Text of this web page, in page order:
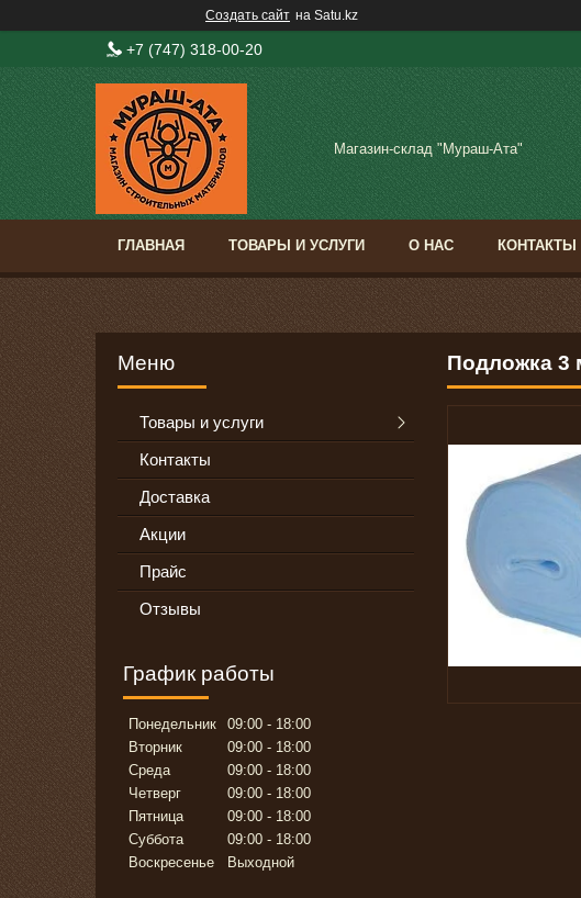
Создать сайт на Satu.kz
+7 (747) 318-00-20
Магазин-склад "Мураш-Ата"
ГЛАВНАЯ ТОВАРЫ И УСЛУГИ О НАС КОНТАКТЫ
Подложка 3
Товары и услуги
Контакты
Доставка
Акции
Прайс
Отзывы
График работы
Понедельник 09:00
18:00
Вторник
09:00
18:00
Среда
09:00
18:00
Четверг
09:00
18:00
Пятница
09:00
18:00
Суббота
09:00
18:00
Воскресенье
Выходной